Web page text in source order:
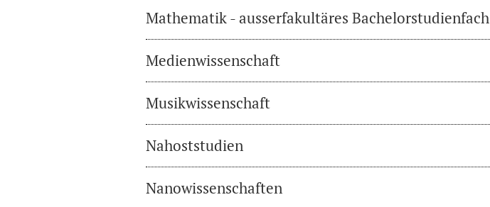
Mathematik - ausserfakultäres Bachelorstudienfach
Medienwissenschaft
Musikwissenschaft
Nahoststudien
Nanowissenschaften